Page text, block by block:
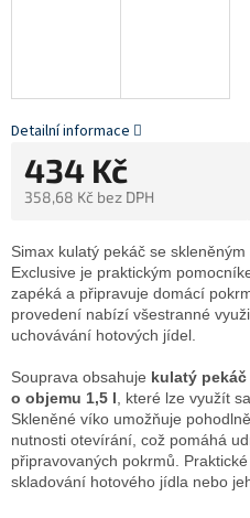
434 Kč
358,68 Kč bez DPH
Simax kulatý pekáč se
Exclusive je praktickým
zapéká a připravuje domácí
provedení nabízí všestranné
uchovávání hotových jídel.
Souprava obsahuje kulatý
o objemu 1,5 l, které lze využít
Skleněné víko umožňuje
nutnosti otevírání, což pomáhá
připravovaných pokrmů.
skladování hotového jídla nebo
Detailní informace